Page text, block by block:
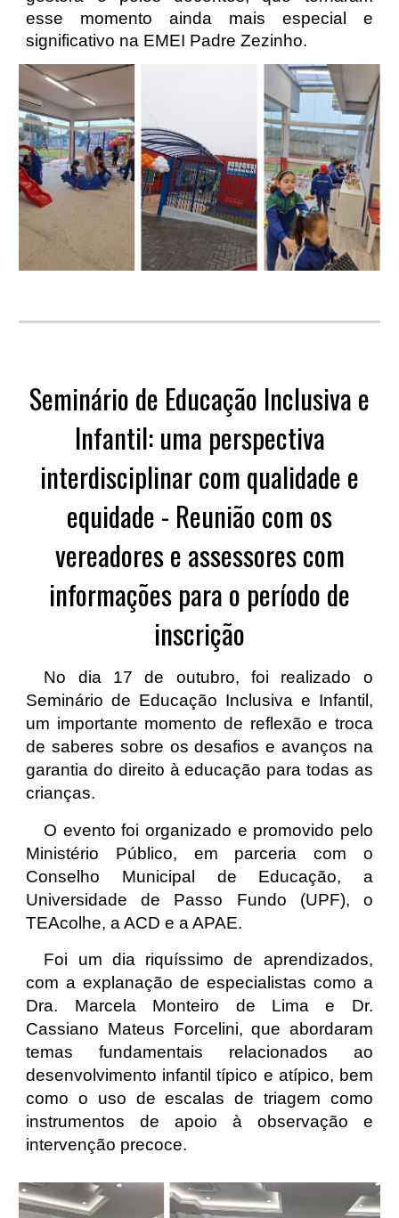
esse momento ainda mais especial e
significativo na EMEI Padre Zezinho.
Seminário de Educação Inclusiva e
Infantil: uma perspectiva
interdisciplinar com qualidade e
equidade - Reunião com os
vereadores e assessores com
informações para o período de
inscrição
No dia 17 de outubro, foi realizado o
Seminário de Educação Inclusiva e Infantil,
um importante momento de reflexão e troca
de saberes sobre os desafios e avanços na
garantia do direito à educação para todas as
crianças.
O evento foi organizado e promovido pelo
Ministério Público, em parceria com o
Conselho Municipal de Educação, a
Universidade de Passo Fundo (UPF), o
TEAcolhe, a ACD e a APAE.
Foi um dia riquíssimo de aprendizados,
com a explanação de especialistas como a
Dra. Marcela Monteiro de Lima e Dr.
Cassiano Mateus Forcelini, que abordaram
temas fundamentais relacionados ao
desenvolvimento infantil típico e atípico, bem
como o uso de escalas de triagem como
instrumentos de apoio à observação e
intervenção precoce.